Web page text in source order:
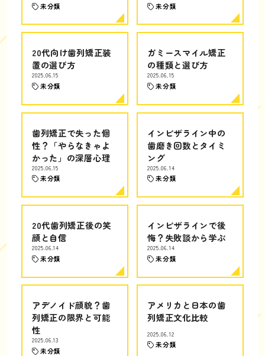
未分類 未分類
20代向け歯列矯正装
置の選び方
2025.06.15
未分類
ガミースマイル矯正
の種類と選び方
2025.06.15
未分類
歯列矯正で失った個
性？「やらなきゃよ
かった」の深層心理
2025.06.15
未分類
インビザライン中の
歯磨き回数とタイミ
ング
2025.06.14
未分類
20代歯列矯正後の笑
顔と自信
2025.06.14
未分類
インビザラインで後
悔？失敗談から学ぶ
2025.06.14
未分類
アデノイド顔貌？歯
列矯正の限界と可能
性
2025.06.13
未分類
アメリカと日本の歯
列矯正文化比較
2025.06.12
未分類